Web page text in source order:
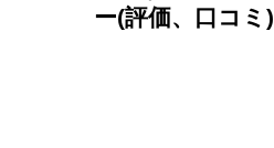
ー(評価、口コミ)